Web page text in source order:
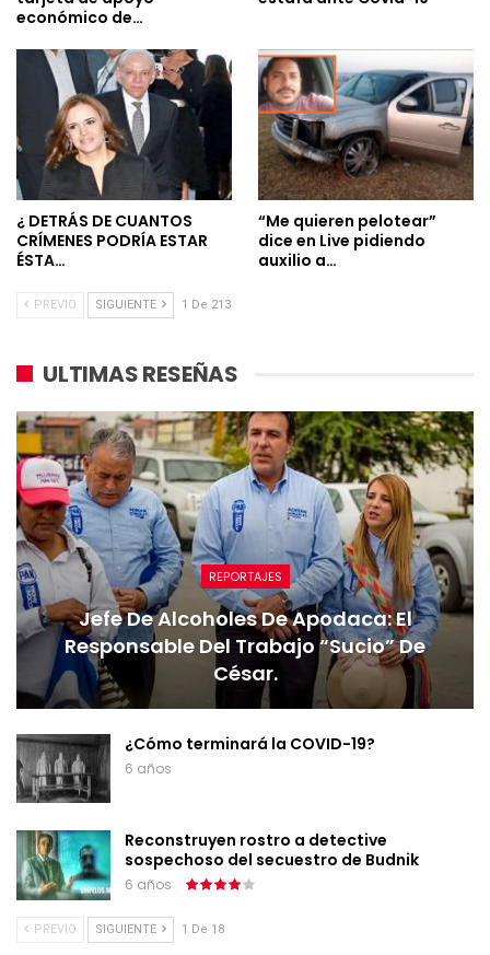
económico de…
¿ DETRÁS DE CUANTOS
CRÍMENES PODRÍA ESTAR
ÉSTA…
“Me quieren pelotear”
dice en Live pidiendo
auxilio a…
PREVIO SIGUIENTE 1 De 213
ULTIMAS RESEÑAS
REPORTAJES
Jefe De Alcoholes De Apodaca: El
Responsable Del Trabajo “sucio” De
César.
¿Cómo terminará la COVID-19?
6 años
Reconstruyen rostro a detective
sospechoso del secuestro de Budnik
6 años
PREVIO SIGUIENTE 1 De 18